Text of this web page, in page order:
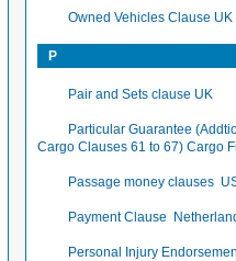
Owned Vehicles Clause UK
P
Pair and Sets clause UK
Particular Guarantee
Cargo Clauses 61 to 67) Cargo
Passage money clauses
Payment Clause
Personal Injury